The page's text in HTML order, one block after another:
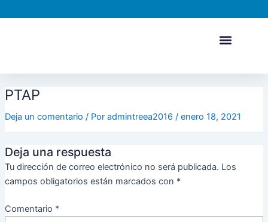
al
PTAP
Deja un comentario / Por admintreea2016 / enero 18, 2021
Deja una respuesta
Tu dirección de correo electrónico no será publicada. Los
campos obligatorios están marcados con *
Comentario *